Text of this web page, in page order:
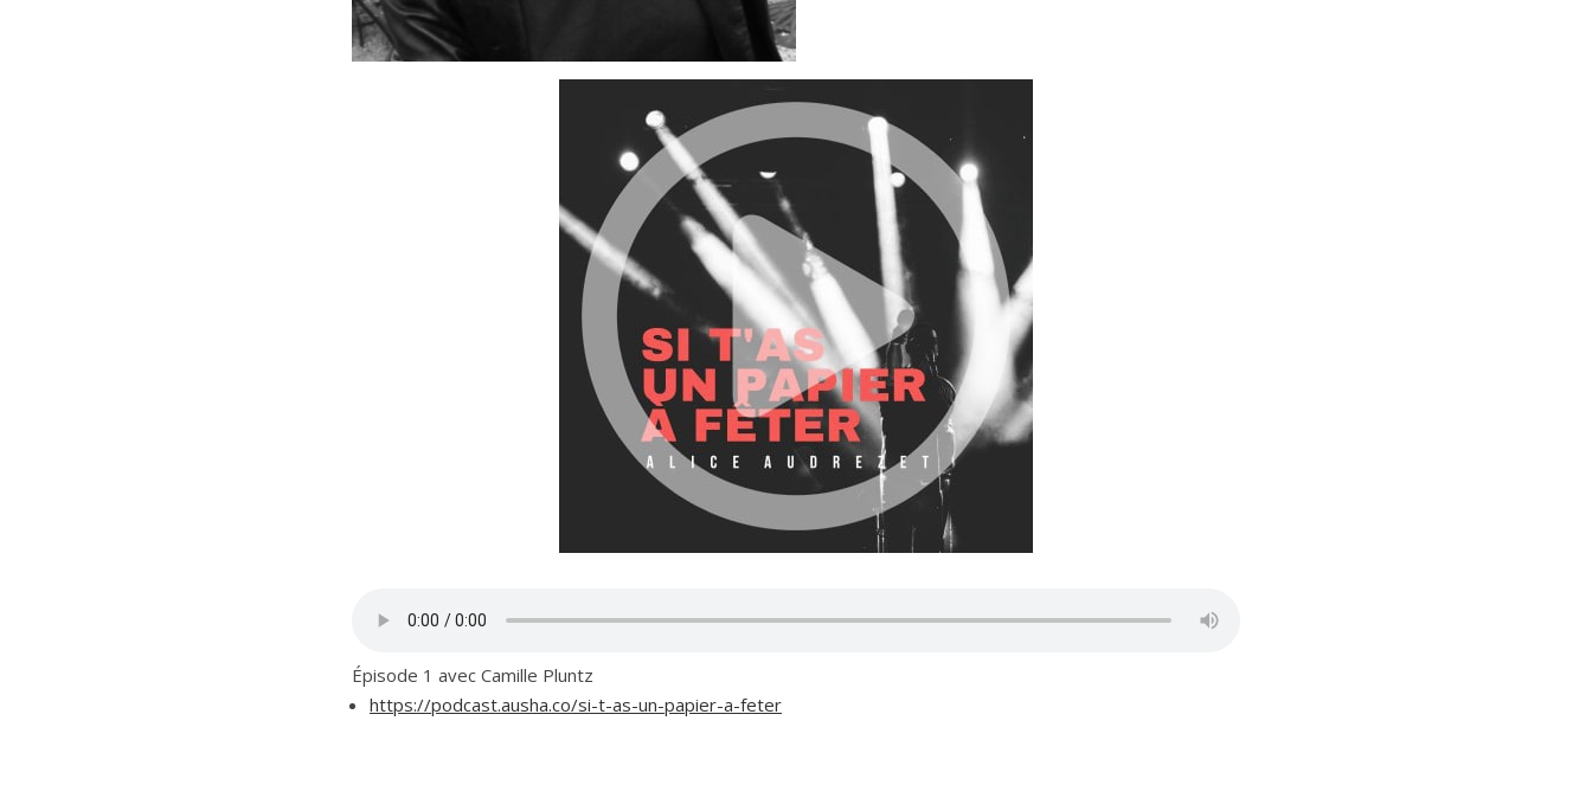
Épisode 1 avec Camille Pluntz
https://podcast.ausha.co/si-t-as-un-papier-a-feter